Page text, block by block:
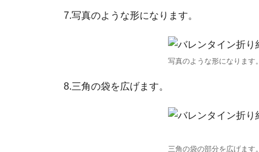
7.写真のような形になります。
写真のような形になります。
8.三角の袋を広げます。
三角の袋の部分を広げます。